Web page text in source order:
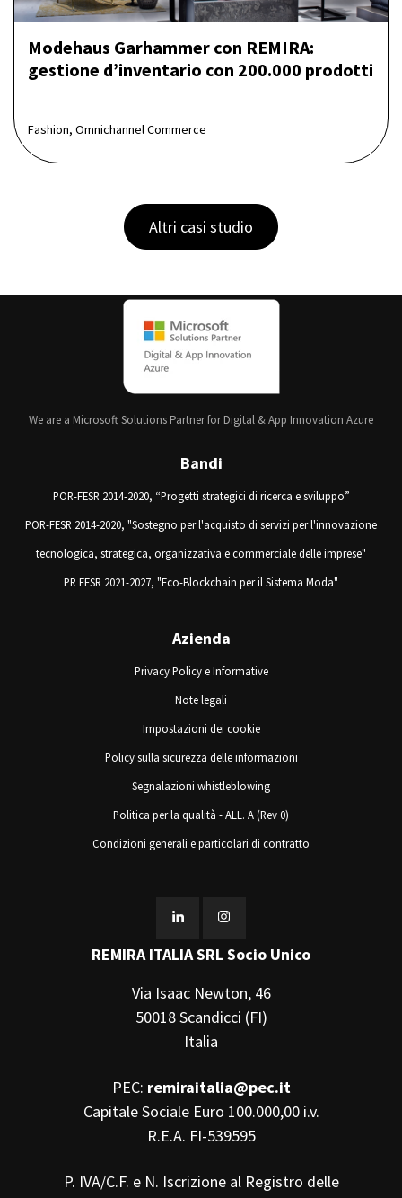
Modehaus Garhammer con REMIRA:
gestione d’inventario con 200.000 prodotti
Fashion, Omnichannel Commerce
Altri casi studio
We are a Microsoft Solutions Partner for Digital & App Innovation Azure
Bandi
POR-FESR 2014-2020, “Progetti strategici di ricerca e sviluppo”
POR-FESR 2014-2020, "Sostegno per l'acquisto di servizi per l'innovazione
tecnologica, strategica, organizzativa e commerciale delle imprese"
PR FESR 2021-2027, "Eco-Blockchain per il Sistema Moda"
Azienda
Privacy Policy e Informative
Note legali
Impostazioni dei cookie
Policy sulla sicurezza delle informazioni
Segnalazioni whistleblowing
Politica per la qualità - ALL. A (Rev 0)
Condizioni generali e particolari di contratto
REMIRA ITALIA SRL Socio Unico
Via Isaac Newton, 46
50018 Scandicci (FI)
Italia
PEC: remiraitalia@pec.it
Capitale Sociale Euro 100.000,00 i.v.
R.E.A. FI-539595
P. IVA/C.F. e N. Iscrizione al Registro delle